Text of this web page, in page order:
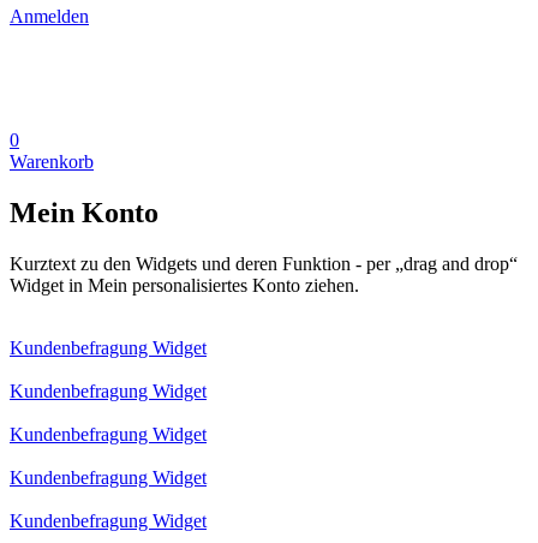
Anmelden
0
Warenkorb
Mein Konto
Kurztext zu den Widgets und deren Funktion - per „drag and drop“
Widget in Mein personalisiertes Konto ziehen.
Kundenbefragung Widget
Kundenbefragung Widget
Kundenbefragung Widget
Kundenbefragung Widget
Kundenbefragung Widget